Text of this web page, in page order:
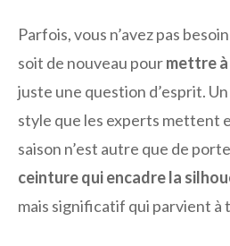
Parfois, vous n’avez pas
soit de nouveau pourmettre
juste une question d’esprit.
style que les experts mettent
saison n’est autre que de
ceinture qui encadre la
mais significatif qui parvient à